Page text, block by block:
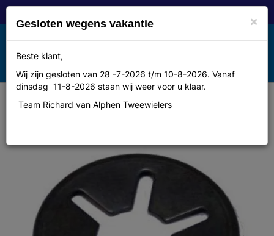
Toggle
navigation
MENU
Pompd Jumbo borgplaat zuigerleer
×
Gesloten wegens vakantie
Beste klant,
Wij zijn gesloten van 28 -7-2026 t/m 10-8-2026. Vanaf
dinsdag 11-8-2026 staan wij weer voor u klaar.
Team Richard van Alphen Tweewielers